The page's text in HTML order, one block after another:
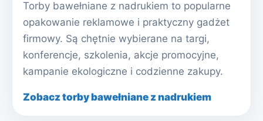
Torby bawełniane z nadrukiem to popularne
opakowanie reklamowe i praktyczny gadżet
firmowy. Są chętnie wybierane na targi,
konferencje, szkolenia, akcje promocyjne,
kampanie ekologiczne i codzienne zakupy.
Zobacz torby bawełniane z nadrukiem